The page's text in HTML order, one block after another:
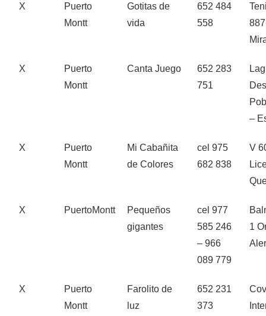
X
Puerto
Montt
Gotitas de
vida
652 484
558
X
Puerto
Montt
Canta Juego
652 283
751
–
X
Puerto
Montt
Mi Cabañita
de Colores
cel 975
682 838
V
X PuertoMontt
Pequeños
gigantes
cel 977
585 246
– 966
089 779
1
X
Puerto
Montt
Farolito de
luz
652 231
373